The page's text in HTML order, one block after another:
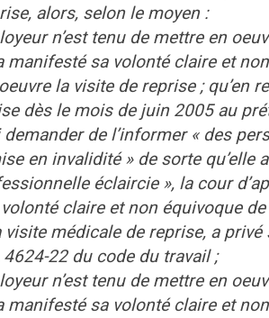
alors, selon le moyen :
n’est tenu de mettre en
manifesté sa volonté claire et
la visite de reprise ; qu’en
dès le mois de juin 2005 au
de l’informer « des
en invalidité » de sorte
éclaircie », la cour
claire et non équivoque
visite médicale de reprise, a
22 du code du travail ;
n’est tenu de mettre en
manifesté sa volonté claire et